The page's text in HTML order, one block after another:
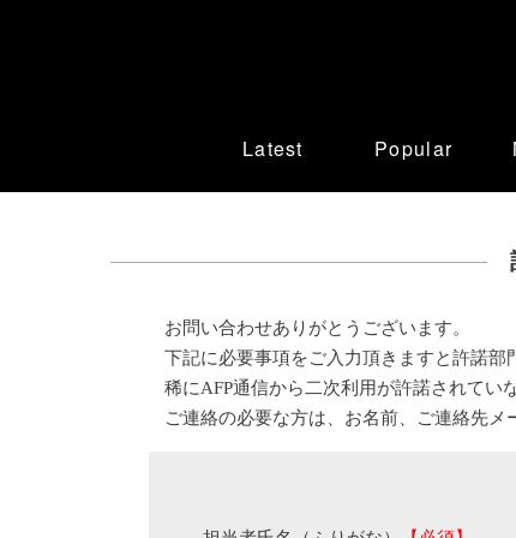
Latest Popular
お問い合わせありがとうございます。
下記に必要事項をご入力頂きますと許諾部
稀にAFP通信から二次利用が許諾されてい
ご連絡の必要な方は、お名前、ご連絡先メ